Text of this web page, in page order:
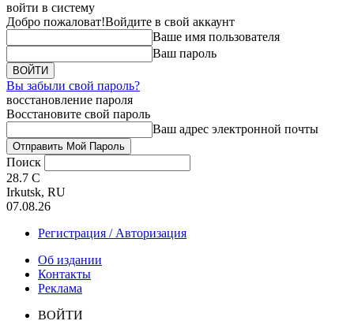
войти в систему
Добро пожаловат!Войдите в свой аккаунт
Ваше имя пользователя
Ваш пароль
Вы забыли свой пароль?
восстановление пароля
Восстановите свой пароль
Ваш адрес электронной почты
Поиск
28.7 C
Irkutsk, RU
07.08.26
Регистрация / Авторизация
Об издании
Контакты
Реклама
ВОЙТИ